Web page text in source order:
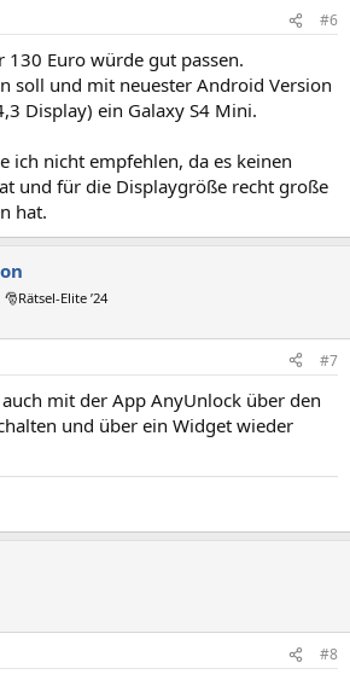
#6
130 Euro würde gut passen.
soll und mit neuester Android Version
Display) ein Galaxy S4 Mini.
ich nicht empfehlen, da es keinen
und für die Displaygröße recht große
hat.
🎅Rätsel-Elite ’24
#7
mit der App AnyUnlock über den
und über ein Widget wieder
#8